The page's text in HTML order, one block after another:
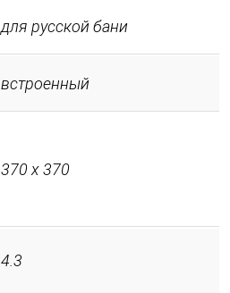
для русской бани
встроенный
370 х 370
4.3